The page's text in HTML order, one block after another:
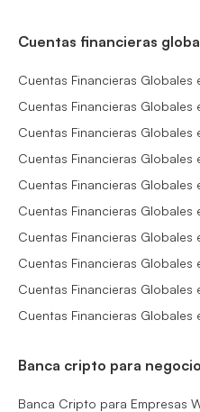
Cuentas financieras
Cuentas Financieras Globales
Cuentas Financieras Globales
Cuentas Financieras Globales
Cuentas Financieras Globales
Cuentas Financieras Globales
Cuentas Financieras Globales
Cuentas Financieras Globales
Cuentas Financieras Globales
Cuentas Financieras Globales
Cuentas Financieras Globales
Banca cripto para
Banca Cripto para Empresas